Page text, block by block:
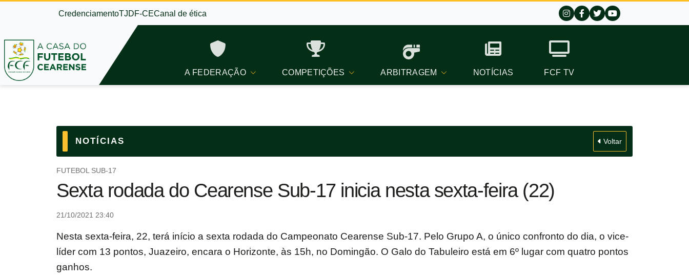
CredenciamentoTJDF-CECanal de ética
A FEDERAÇÃO COMPETIÇÕES ARBITRAGEM NOTÍCIAS FCF TV
NOTÍCIAS Voltar
FUTEBOL SUB-17
Sexta rodada do Cearense Sub-17 inicia nesta sexta-feira (22)
21/10/2021 23:40
Nesta sexta-feira, 22, terá início a sexta rodada do Campeonato Cearense Sub-17. Pelo Grupo A, o único confronto do dia, o vice-
líder com 13 pontos, Juazeiro, encara o Horizonte, às 15h, no Domingão. O Galo do Tabuleiro está em 6º lugar com quatro pontos
ganhos.